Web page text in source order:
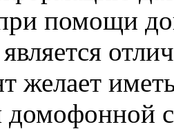
помощи
является
желает
домофонной